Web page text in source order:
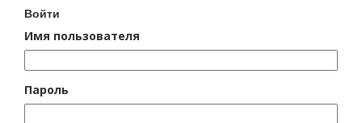
Войти
Имя пользователя
Пароль